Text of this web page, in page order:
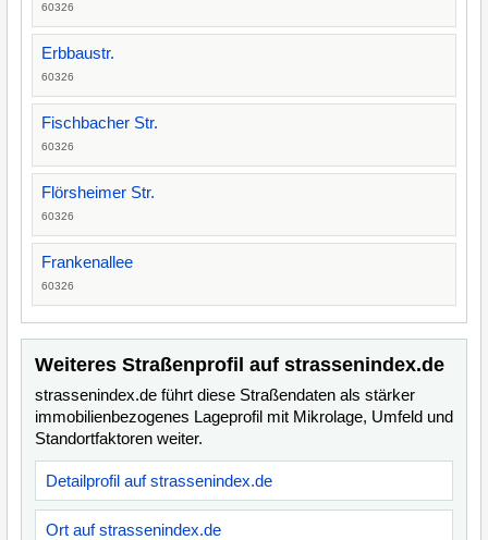
60326
Erbbaustr.
60326
Fischbacher Str.
60326
Flörsheimer Str.
60326
Frankenallee
60326
Weiteres Straßenprofil auf strassenindex.de
strassenindex.de führt diese Straßendaten als stärker
immobilienbezogenes Lageprofil mit Mikrolage, Umfeld und
Standortfaktoren weiter.
Detailprofil auf strassenindex.de
Ort auf strassenindex.de